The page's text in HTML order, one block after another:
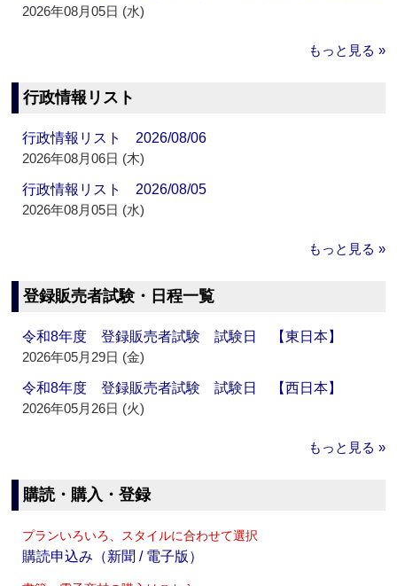
2026年08月05日 (水)
もっと見る »
行政情報リスト
行政情報リスト 2026/08/06
2026年08月06日 (木)
行政情報リスト 2026/08/05
2026年08月05日 (水)
もっと見る »
登録販売者試験・日程一覧
令和8年度 登録販売者試験 試験日 【東日本】
2026年05月29日 (金)
令和8年度 登録販売者試験 試験日 【西日本】
2026年05月26日 (火)
もっと見る »
購読・購入・登録
プランいろいろ、スタイルに合わせて選択
購読申込み（新聞 / 電子版）